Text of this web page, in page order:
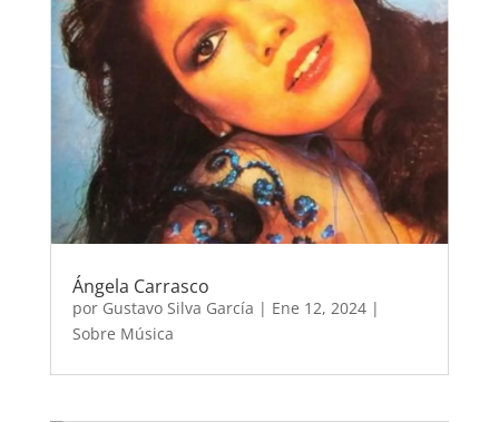
Ángela Carrasco
por Gustavo Silva García | Ene 12, 2024|
Sobre Música